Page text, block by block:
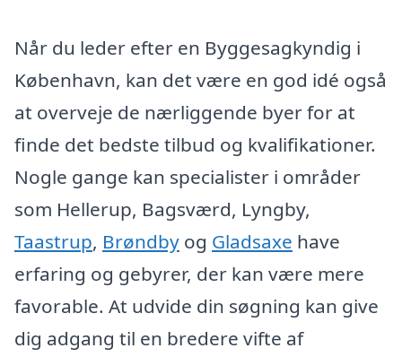
Når du leder efter en Byggesagkyndig i
København, kan det være en god idé også
at overveje de nærliggende byer for at
finde det bedste tilbud og kvalifikationer.
Nogle gange kan specialister i områder
som Hellerup, Bagsværd, Lyngby,
Taastrup, Brøndby og Gladsaxe have
erfaring og gebyrer, der kan være mere
favorable. At udvide din søgning kan give
dig adgang til en bredere vifte af